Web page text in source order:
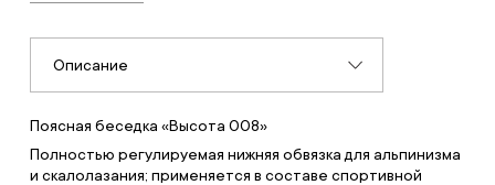
Описание
Поясная беседка «Высота 008»
Полностью регулируемая нижняя обвязка для альпинизма
и скалолазания; применяется в составе спортивной